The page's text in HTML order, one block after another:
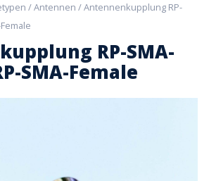
/Antennen / Antennenkupplung RP-
RP-SMA-
SMA-Female